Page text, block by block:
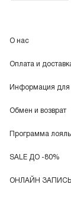
О нас
Оплата и
Информация для
Обмен и возврат
Программа
SALE ДО -80%
ОНЛАЙН ЗАПИСЬ